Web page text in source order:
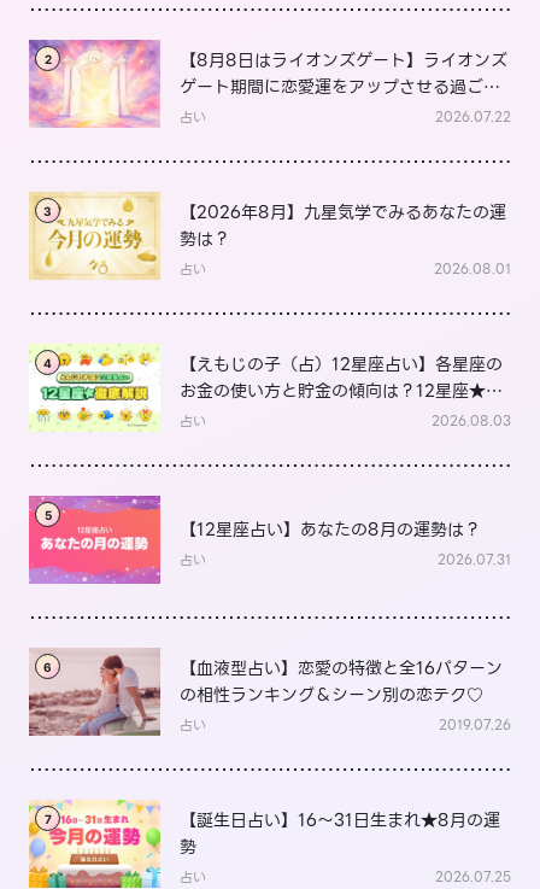
2
【8月8日はライオンズゲート】ライオンズ
ゲート期間に恋愛運をアップさせる過ごし
方は？
占い 2026.07.22
3
【2026年8月】九星気学でみるあなたの運
勢は？
占い 2026.08.01
4
【えもじの子（占）12星座占い】各星座の
お金の使い方と貯金の傾向は？12星座★徹
底解説
占い 2026.08.03
5
【12星座占い】あなたの8月の運勢は？
占い 2026.07.31
6
【血液型占い】恋愛の特徴と全16パターン
の相性ランキング＆シーン別の恋テク♡
占い 2019.07.26
7
【誕生日占い】16～31日生まれ★8月の運
勢
占い 2026.07.25